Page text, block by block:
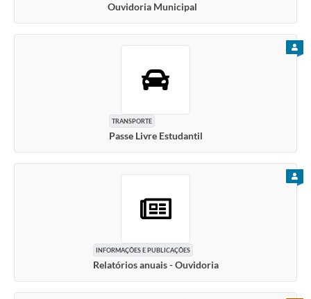
Ouvidoria Municipal
TRANSPORTE
Passe Livre Estudantil
INFORMAÇÕES E PUBLICAÇÕES
Relatórios anuais - Ouvidoria